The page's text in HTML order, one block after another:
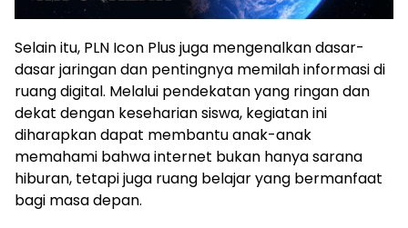
Selain itu, PLN Icon Plus juga mengenalkan dasar-
dasar jaringan dan pentingnya memilah informasi di
ruang digital. Melalui pendekatan yang ringan dan
dekat dengan keseharian siswa, kegiatan ini
diharapkan dapat membantu anak-anak
memahami bahwa internet bukan hanya sarana
hiburan, tetapi juga ruang belajar yang bermanfaat
bagi masa depan.